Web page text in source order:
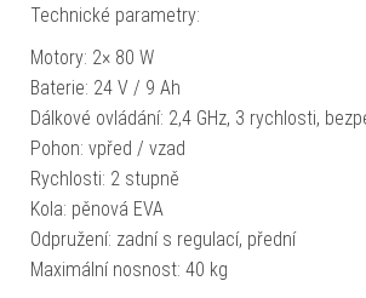
Technické parametry:
Motory: 2× 80 W
Baterie: 24 V / 9 Ah
Dálkové ovládání: 2,4 GHz, 3 rychlosti,
Pohon: vpřed / vzad
Rychlosti: 2 stupně
Kola: pěnová EVA
Odpružení: zadní s regulací, přední
Maximální nosnost: 40 kg